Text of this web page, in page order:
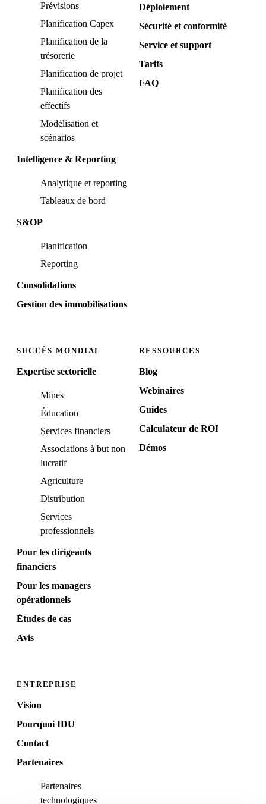
Prévisions
Planification Capex
Planification de la
trésorerie
Planification de projet
Planification des
effectifs
Modélisation et
scénarios
Intelligence & Reporting
Analytique et reporting
Tableaux de bord
S&OP
Planification
Reporting
Consolidations
Gestion des immobilisations
Déploiement
Sécurité et conformité
Service et support
Tarifs
FAQ
SUCCÈS MONDIAL
Expertise sectorielle
Mines
Éducation
Services financiers
Associations à but non
lucratif
Agriculture
Distribution
Services
professionnels
Pour les dirigeants
financiers
Pour les managers
opérationnels
Études de cas
Avis
RESSOURCES
Blog
Webinaires
Guides
Calculateur de ROI
Démos
ENTREPRISE
Vision
Pourquoi IDU
Contact
Partenaires
Partenaires
technologiques